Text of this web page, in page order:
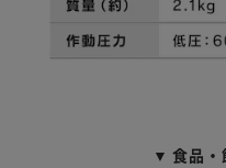
▼ 食品・